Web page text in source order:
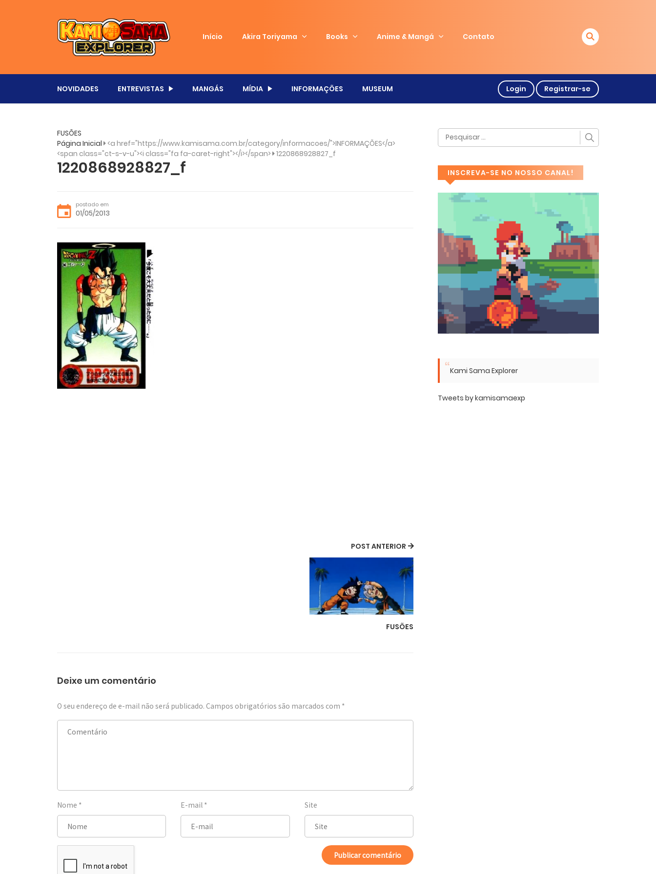
Início Akira Toriyama Books Anime & Mangá Contato
NOVIDADES ENTREVISTAS MANGÁS MÍDIA INFORMAÇÕES MUSEUM Login Registrar-se
FUSÕES
Página Inicial <a href="https://www.kamisama.com.br/category/informacoes/">INFORMAÇÕES</a>
<span class="ct-s-v-u"><i class="fa fa-caret-right"></i></span> 1220868928827_f
1220868928827_f
postado em
01/05/2013
POST ANTERIOR
FUSÕES
Deixe um comentário
O seu endereço de e-mail não será publicado. Campos obrigatórios são marcados com *
Nome * E-mail * Site
INSCREVA-SE NO NOSSO CANAL!
Kami Sama Explorer
Tweets by kamisamaexp